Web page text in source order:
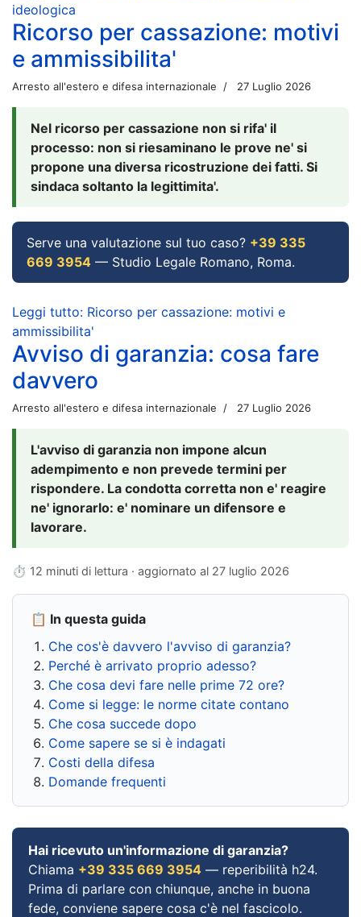
ideologica
Ricorso per cassazione: motivi
e ammissibilita'
Arresto all'estero e difesa internazionale 27 Luglio 2026
Nel ricorso per cassazione non si rifa' il
processo: non si riesaminano le prove ne' si
propone una diversa ricostruzione dei fatti. Si
sindaca soltanto la legittimita'.
Serve una valutazione sul tuo caso? +39 335
669 3954 — Studio Legale Romano, Roma.
Leggi tutto: Ricorso per cassazione: motivi e
ammissibilita'
Avviso di garanzia: cosa fare
davvero
Arresto all'estero e difesa internazionale 27 Luglio 2026
L'avviso di garanzia non impone alcun
adempimento e non prevede termini per
rispondere. La condotta corretta non e' reagire
ne' ignorarlo: e' nominare un difensore e
lavorare.
⏱ 12 minuti di lettura · aggiornato al 27 luglio 2026
📋 In questa guida
Che cos'è davvero l'avviso di garanzia?
Perché è arrivato proprio adesso?
Che cosa devi fare nelle prime 72 ore?
Come si legge: le norme citate contano
Che cosa succede dopo
Come sapere se si è indagati
Costi della difesa
Domande frequenti
Hai ricevuto un'informazione di garanzia?
Chiama +39 335 669 3954 — reperibilità h24.
Prima di parlare con chiunque, anche in buona
fede, conviene sapere cosa c'è nel fascicolo.